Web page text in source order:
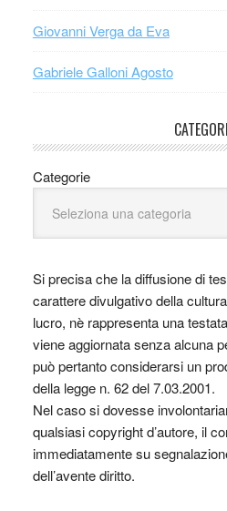
Giovanni Verga da Eva
Gabriele Galloni Agosto
Categorie
Si precisa che la diffusione di
carattere divulgativo della
lucro, nè rappresenta una
viene aggiornata senza alcuna
può pertanto considerarsi un
della legge n. 62 del 7.03.2001.
Nel caso si dovesse
qualsiasi copyright d’autore, il
immediatamente su
dell’avente diritto.